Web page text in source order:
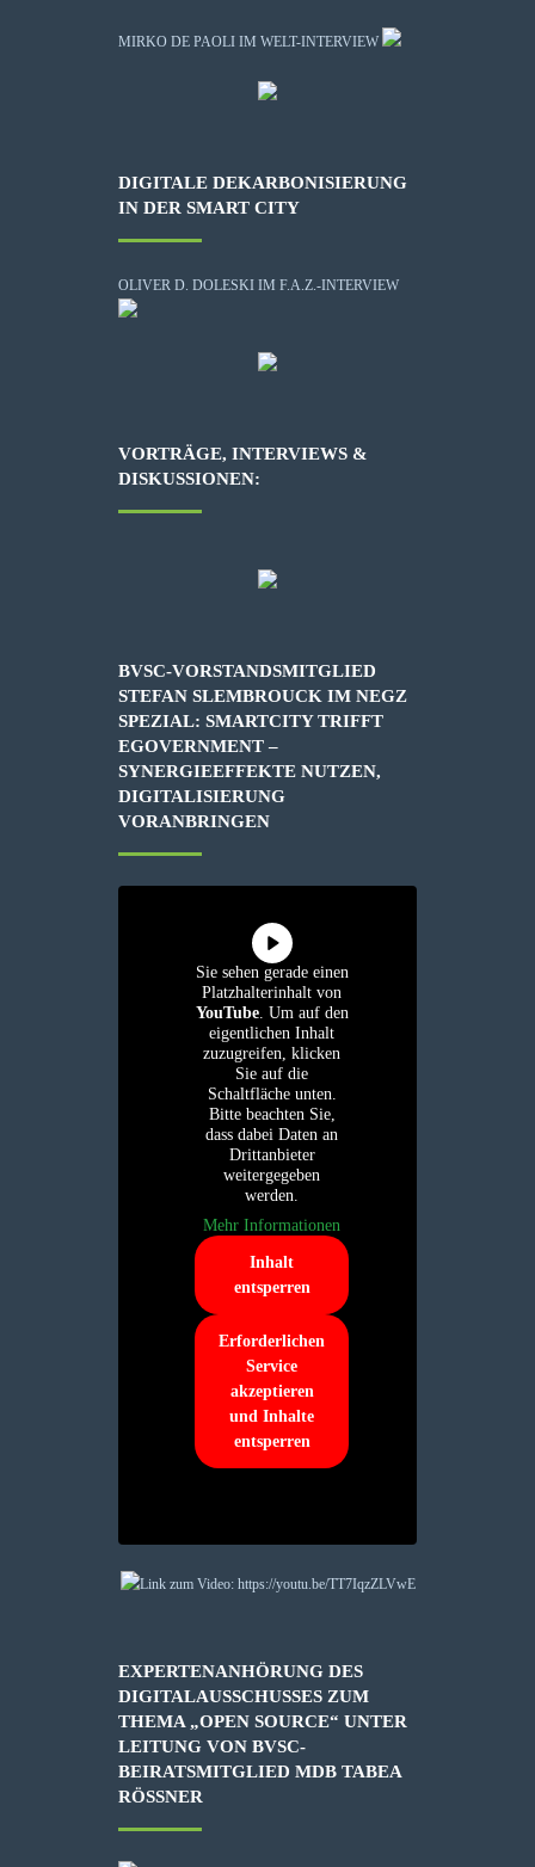
MIRKO DE PAOLI IM WELT-INTERVIEW
DIGITALE DEKARBONISIERUNG
IN DER SMART CITY
OLIVER D. DOLESKI IM F.A.Z.-INTERVIEW
VORTRÄGE, INTERVIEWS &
DISKUSSIONEN:
BVSC-VORSTANDSMITGLIED
STEFAN SLEMBROUCK IM NEGZ
SPEZIAL: SMARTCITY TRIFFT
EGOVERNMENT –
SYNERGIEEFFEKTE NUTZEN,
DIGITALISIERUNG
VORANBRINGEN
Sie sehen gerade einen
Platzhalterinhalt von
YouTube. Um auf den
eigentlichen Inhalt
zuzugreifen, klicken
Sie auf die
Schaltfläche unten.
Bitte beachten Sie,
dass dabei Daten an
Drittanbieter
weitergegeben
werden.
Mehr Informationen
Inhalt
entsperren
Erforderlichen
Service
akzeptieren
und Inhalte
entsperren
EXPERTENANHÖRUNG DES
DIGITALAUSSCHUSSES ZUM
THEMA „OPEN SOURCE“ UNTER
LEITUNG VON BVSC-
BEIRATSMITGLIED MDB TABEA
RÖSSNER